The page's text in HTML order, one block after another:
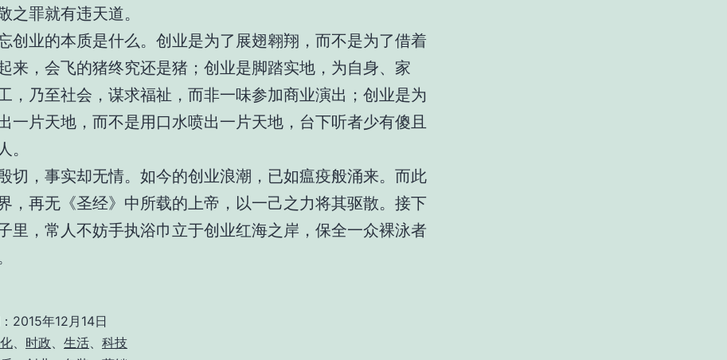
之罪就有违天道。
创业的本质是什么。创业是为了展翅翱翔，而不是为了借着
来，会飞的猪终究还是猪；创业是脚踏实地，为自身、家
，乃至社会，谋求福祉，而非一味参加商业演出；创业是为
一片天地，而不是用口水喷出一片天地，台下听者少有傻且
。
切，事实却无情。如今的创业浪潮，已如瘟疫般涌来。而此
，再无《圣经》中所载的上帝，以一己之力将其驱散。接下
里，常人不妨手执浴巾立于创业红海之岸，保全一众裸泳者
2015年12月14日
、 时政、 生活、 科技